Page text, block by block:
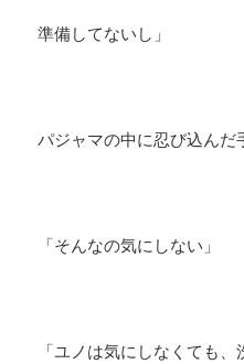
準備してないし」
パジャマの中に忍び込んだ
「そんなの気にしない」
「ユノは気にしなくても